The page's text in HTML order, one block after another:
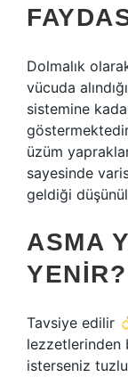
Dolmalık
vücuda
sistemine
üzüm
sayesinde
geldiği
ASMA
YENIR?
Tavsiye edilir
lezzetlerinden
isterseniz